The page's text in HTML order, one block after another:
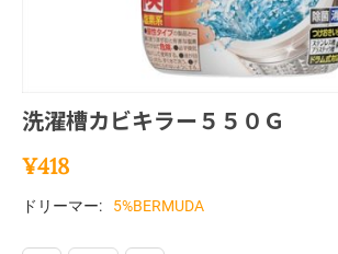
洗濯槽カビキラー５５０Ｇ
¥418
ドリーマー: 5%BERMUDA